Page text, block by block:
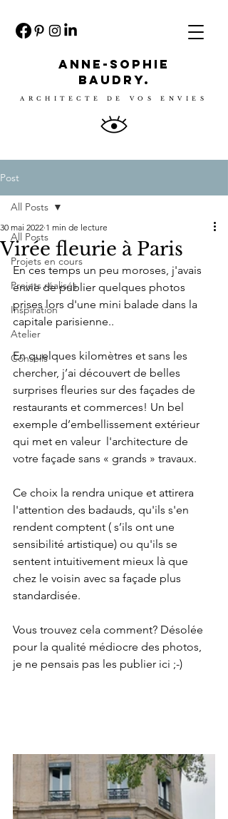
ANNE-SOPHIE
BAUDRY.
ARCHITECTE DE VOS ENVIES
Post
All Posts
Projets en cours
Projets réalisés
Inspiration
Atelier
Conseils
All Posts
Virée fleurie à Paris
30 mai 2022 1 min de lecture
En ces temps un peu moroses, j'avais
envie de publier quelques photos
prises lors d'une mini balade dans la
capitale parisienne..
En quelques kilomètres et sans les
chercher, j’ai découvert de belles
surprises fleuries sur des façades de
restaurants et commerces! Un bel
exemple d’embellissement extérieur
qui met en valeur  l'architecture de
votre façade sans « grands » travaux.
Ce choix la rendra unique et attirera
l'attention des badauds, qu'ils s'en
rendent comptent ( s’ils ont une
sensibilité artistique) ou qu'ils se
sentent intuitivement mieux là que
chez le voisin avec sa façade plus
standardisée.
Vous trouvez cela comment? Désolée
pour la qualité médiocre des photos,
je ne pensais pas les publier ici ;-)